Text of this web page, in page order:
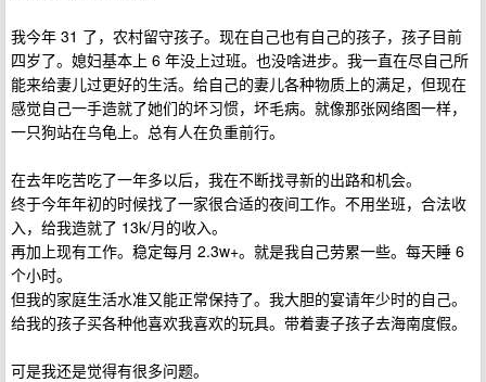
我今年 31 了，农村留守孩子。现在自己也有自己的孩子，孩子目前
四岁了。媳妇基本上 6 年没上过班。也没啥进步。我一直在尽自己所
能来给妻儿过更好的生活。给自己的妻儿各种物质上的满足，但现在
感觉自己一手造就了她们的坏习惯，坏毛病。就像那张网络图一样，
一只狗站在乌龟上。总有人在负重前行。
在去年吃苦吃了一年多以后，我在不断找寻新的出路和机会。
终于今年年初的时候找了一家很合适的夜间工作。不用坐班，合法收
入，给我造就了 13k/月的收入。
再加上现有工作。稳定每月 2.3w+。就是我自己劳累一些。每天睡 6
个小时。
但我的家庭生活水准又能正常保持了。我大胆的宴请年少时的自己。
给我的孩子买各种他喜欢我喜欢的玩具。带着妻子孩子去海南度假。
可是我还是觉得有很多问题。